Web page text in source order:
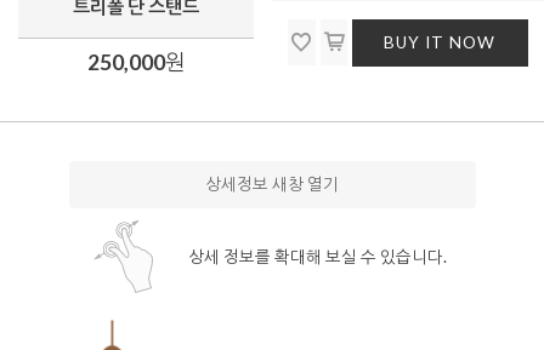
트리폴 단 스탠드
250,000원
BUY IT NOW
상세정보 새창 열기
상세 정보를 확대해 보실 수 있습니다.